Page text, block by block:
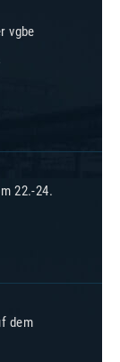
vgbe
22.-24.
dem